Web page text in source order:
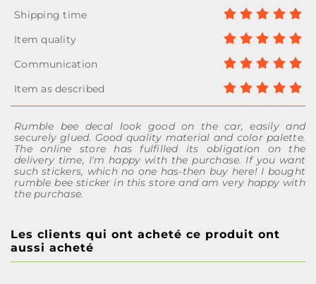
Rumble bee decal look good on the car, easily and
securely glued. Good quality material and color palette.
The online store has fulfilled its obligation on the
delivery time, I'm happy with the purchase. If you want
such stickers, which no one has-then buy here! I bought
rumble bee sticker in this store and am very happy with
the purchase.
Les clients qui ont acheté ce produit ont
aussi acheté